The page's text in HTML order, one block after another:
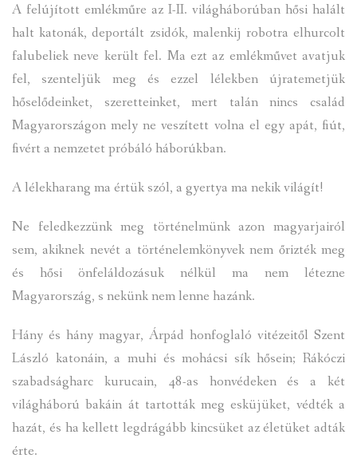
A felújított emlékműre az I-II. világháborúban hősi halált
halt katonák, deportált zsidók, malenkij robotra elhurcolt
falubeliek neve került fel. Ma ezt az emlékművet avatjuk
fel, szenteljük meg és ezzel lélekben újratemetjük
hőselődeinket, szeretteinket, mert talán nincs család
Magyarországon mely ne veszített volna el egy apát, fiút,
fivért a nemzetet próbáló háborúkban.
A lélekharang ma értük szól, a gyertya ma nekik világít!
Ne feledkezzünk meg történelmünk azon magyarjairól
sem, akiknek nevét a történelemkönyvek nem őrizték meg
és hősi önfeláldozásuk nélkül ma nem létezne
Magyarország, s nekünk nem lenne hazánk.
Hány és hány magyar, Árpád honfoglaló vitézeitől Szent
László katonáin, a muhi és mohácsi sík hősein; Rákóczi
szabadságharc kurucain, 48-as honvédeken és a két
világháború bakáin át tartották meg esküjüket, védték a
hazát, és ha kellett legdrágább kincsüket az életüket adták
érte.